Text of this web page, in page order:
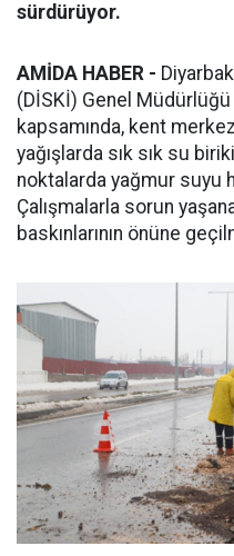
sürdürüyor.
AMİDA HABER -
(DİSKİ) Genel
kapsamında, kent
yağışlarda sık sık su
noktalarda yağmur suyu
Çalışmalarla sorun
baskınlarının önüne